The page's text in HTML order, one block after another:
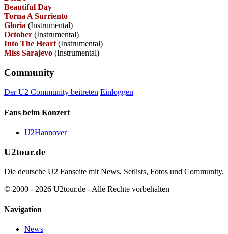
Beautiful Day
Torna A Surriento
Gloria (Instrumental)
October (Instrumental)
Into The Heart (Instrumental)
Miss Sarajevo (Instrumental)
Community
Der U2 Community beitreten Einloggen
Fans beim Konzert
U2Hannover
U2tour.de
Die deutsche U2 Fanseite mit News, Setlists, Fotos und Community.
© 2000 - 2026 U2tour.de - Alle Rechte vorbehalten
Navigation
News